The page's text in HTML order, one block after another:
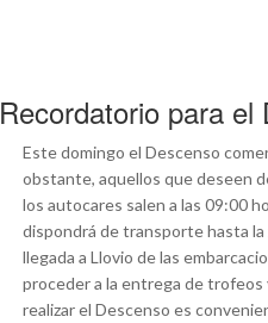
Recordatorio para
Este domingo el Descenso
obstante, aquellos que deseen
los autocares salen a las 09:00
dispondrá de transporte hasta la
llegada a Llovio de las
proceder a la entrega de trofeos
realizar el Descenso es